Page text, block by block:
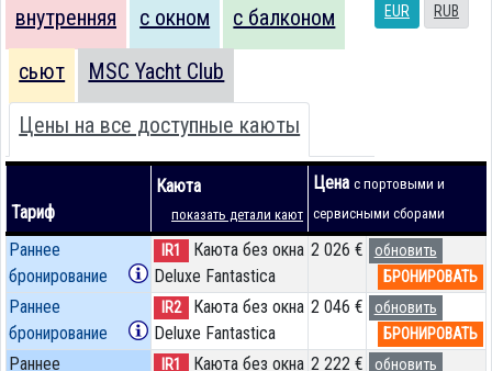
EUR RUB
внутренняя с окном с балконом
сьют MSC Yacht Club
Цены на все доступные каюты
Тариф
Каюта
показать детали кают
Цена с портовыми и
сервисными сборами
Раннее
бронирование
IR1
Каюта без окна
Deluxe Fantastica
2 026 €
обновить
БРОНИРОВАТЬ
Раннее
бронирование
IR2
Каюта без окна
Deluxe Fantastica
2 046 €
обновить
БРОНИРОВАТЬ
Раннее IR1 Каюта без окна 2 222 € обновить